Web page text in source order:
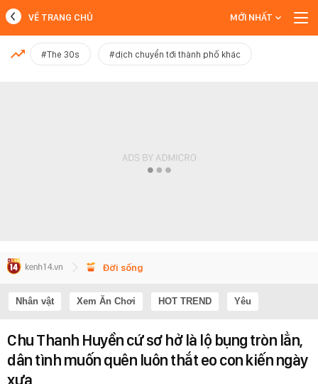
MỚI NHẤT
VỀ TRANG CHỦ MỚI NHẤT
#The 30s #dịch chuyển tới thành phố khác
Đời sống
Nhân vật Xem Ăn Chơi HOT TREND Yêu
Chu Thanh Huyền cứ sơ hở là lộ bụng tròn lẳn,
dân tình muốn quên luôn thắt eo con kiến ngày
xưa